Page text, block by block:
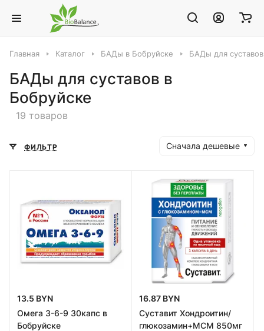
Главная Каталог БАДы в Бобруйске БАДы для
БАДы для суставов в
Бобруйске
19 товаров
ФИЛЬТР Сначала дешевые
13.5 BYN
Омега 3-6-9 30капс в
Бобруйске
16.87 BYN
Суставит Хондроитин/
глюкозамин+МСМ 850мг